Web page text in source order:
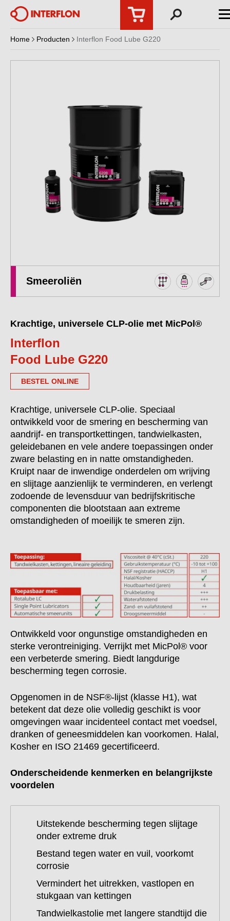
Home Producten Interflon Food Lube G220
Smeeroliën
Krachtige, universele CLP-olie met MicPol®
Interflon
Food Lube G220
BESTEL ONLINE
Krachtige, universele CLP-olie. Speciaal
ontwikkeld voor de smering en bescherming van
aandrijf- en transportkettingen, tandwielkasten,
geleidebanen en vele andere toepassingen onder
zware belasting en in natte omstandigheden.
Kruipt naar de inwendige onderdelen om wrijving
en slijtage aanzienlijk te verminderen, en verlengt
zodoende de levensduur van bedrijfskritische
componenten die blootstaan aan extreme
omstandigheden of moeilijk te smeren zijn.
Ontwikkeld voor ongunstige omstandigheden en
sterke verontreiniging. Verrijkt met MicPol® voor
een verbeterde smering. Biedt langdurige
bescherming tegen corrosie.
Opgenomen in de NSF®-lijst (klasse H1), wat
betekent dat deze olie volledig geschikt is voor
omgevingen waar incidenteel contact met voedsel,
dranken of geneesmiddelen kan voorkomen. Halal,
Kosher en ISO 21469 gecertificeerd.
Onderscheidende kenmerken en belangrijkste
voordelen
Uitstekende bescherming tegen slijtage
onder extreme druk
Bestand tegen water en vuil, voorkomt
corrosie
Vermindert het uitrekken, vastlopen en
stukgaan van kettingen
Tandwielkastolie met langere standtijd die